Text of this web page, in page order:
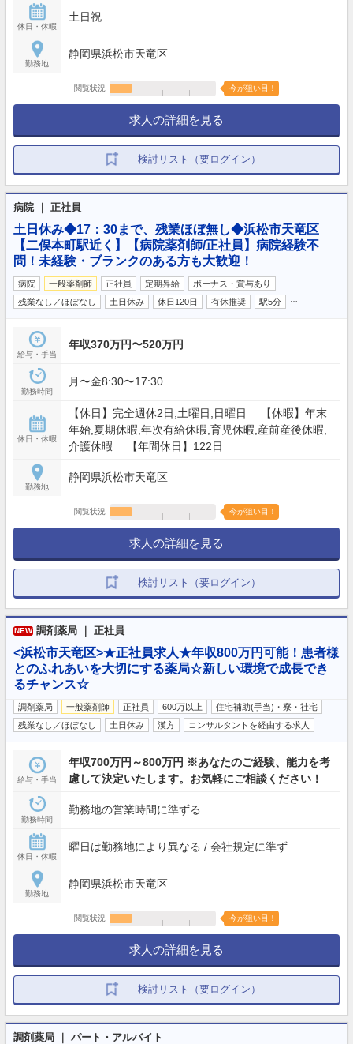
休日・休暇
土日祝
勤務地
静岡県浜松市天竜区
閲覧状況 今が狙い目！
求人の詳細を見る
検討リスト（要ログイン）
病院 ｜ 正社員
土日休み◆17：30まで、残業ほぼ無し◆浜松市天竜区
【二俣本町駅近く】【病院薬剤師/正社員】病院経験不
問！未経験・ブランクのある方も大歓迎！
病院 一般薬剤師 正社員 定期昇給
ボーナス・賞与あり
残業なし／ほぼなし
土日休み 休日120日 有休推奨 駅5分
給与・手当
年収370万円〜520万円
勤務時間
月〜金8:30〜17:30
休日・休暇
【休日】完全週休2日,土曜日,日曜日 【休暇】年末
年始,夏期休暇,年次有給休暇,育児休暇,産前産後休暇,
介護休暇 【年間休日】122日
勤務地
静岡県浜松市天竜区
閲覧状況 今が狙い目！
求人の詳細を見る
検討リスト（要ログイン）
NEW 調剤薬局 ｜ 正社員
<浜松市天竜区>★正社員求人★年収800万円可能！患者様
とのふれあいを大切にする薬局☆新しい環境で成長でき
るチャンス☆
調剤薬局 一般薬剤師 正社員 600万以上
住宅補助(手当)・寮・社宅
残業なし／ほぼなし
土日休み 漢方 コンサルタントを経由する求人
給与・手当
年収700万円～800万円 ※あなたのご経験、能力を考
慮して決定いたします。お気軽にご相談ください！
勤務時間
勤務地の営業時間に準ずる
休日・休暇
曜日は勤務地により異なる / 会社規定に準ず
勤務地
静岡県浜松市天竜区
閲覧状況 今が狙い目！
求人の詳細を見る
検討リスト（要ログイン）
調剤薬局 ｜ パート・アルバイト